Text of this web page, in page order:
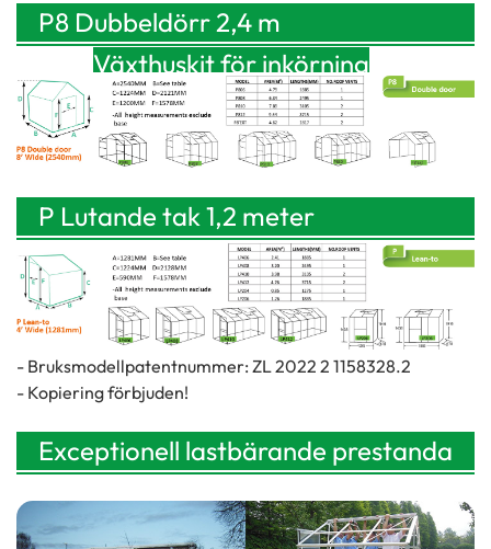
P8 Dubbeldörr 2,4 m
Växthuskit för inkörning
mm)
P Lutande tak 1,2 meter
brett
Växthuskit för inkörning (1281
mm)
- Bruksmodellpatentnummer: ZL 2022 2 1158328.2
- Kopiering förbjuden!
Exceptionell lastbärande prestanda